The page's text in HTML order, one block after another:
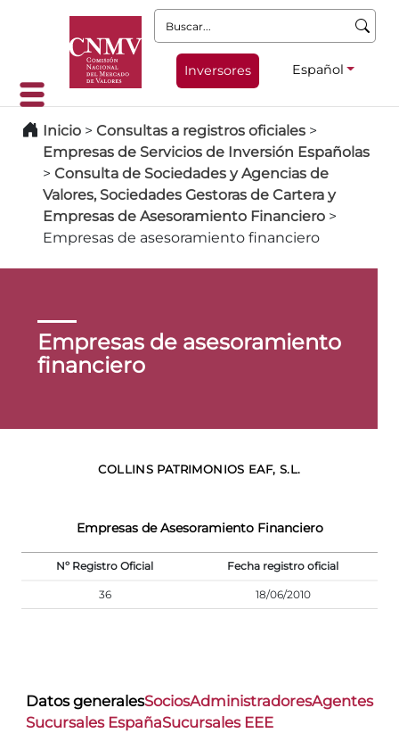
Buscar:
Inversores Español
Inicio > Consultas a registros oficiales >
Empresas de Servicios de Inversión Españolas
> Consulta de Sociedades y Agencias de
Valores, Sociedades Gestoras de Cartera y
Empresas de Asesoramiento Financiero >
Empresas de asesoramiento financiero
Empresas de asesoramiento
financiero
COLLINS PATRIMONIOS EAF, S.L.
Empresas de Asesoramiento Financiero
Nº Registro Oficial Fecha registro oficial
36 18/06/2010
Datos generalesSociosAdministradoresAgentes
Sucursales EspañaSucursales EEE